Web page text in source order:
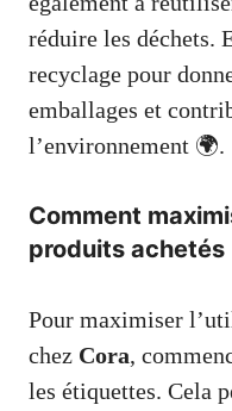
réduire les déchets.
recyclage pour
emballages et
l’environnement 🌍.
Comment
produits achetés
Pour maximiser
chez Cora,
les étiquettes. Cela